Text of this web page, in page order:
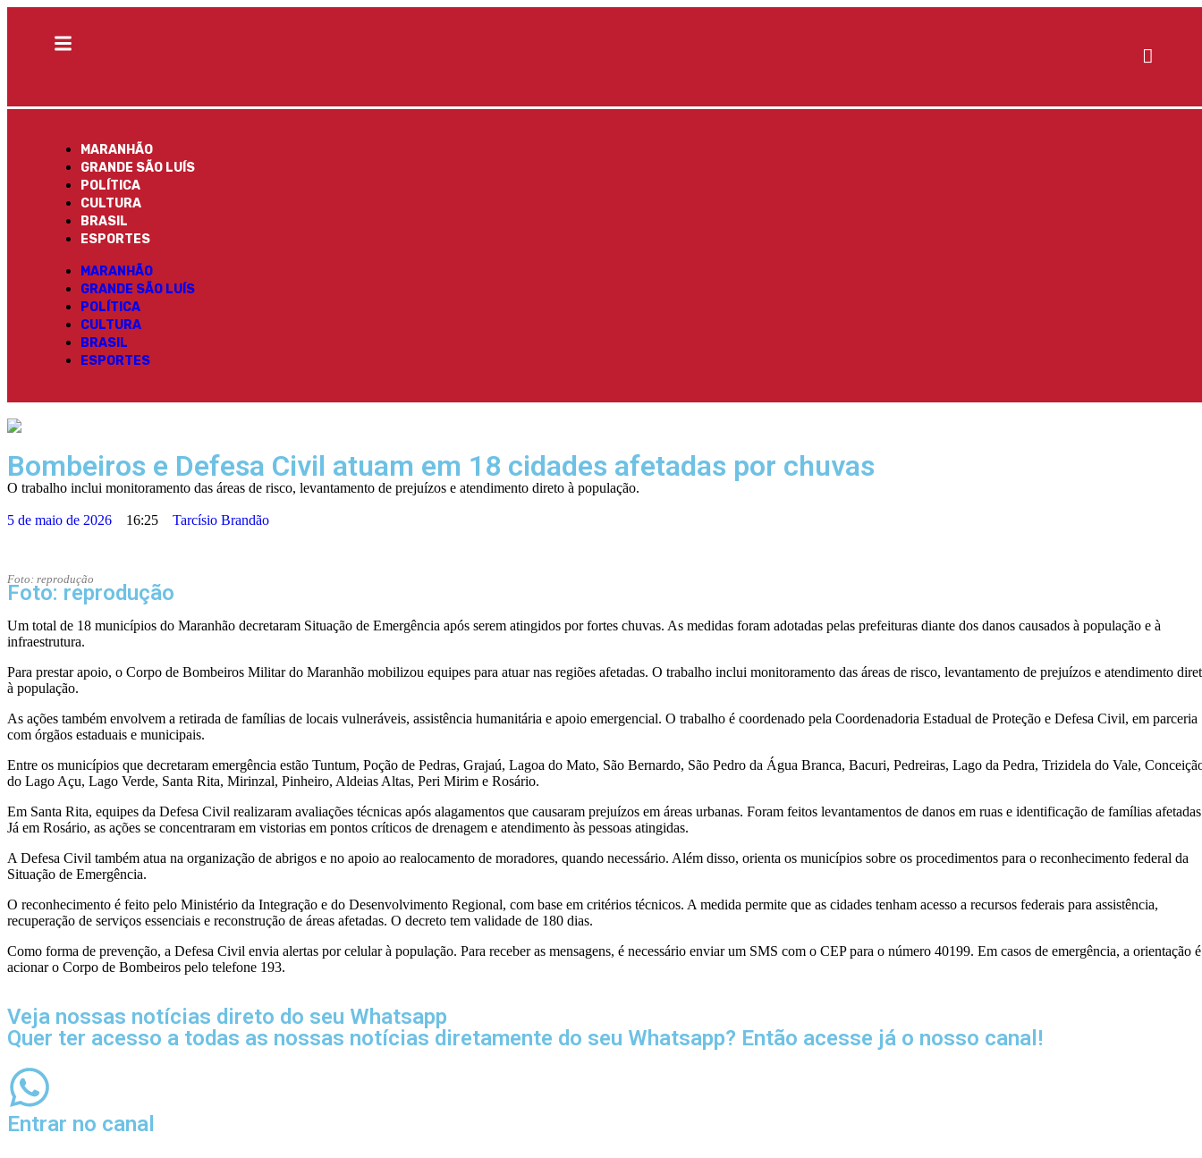
MARANHÃO
GRANDE SÃO LUÍS
POLÍTICA
CULTURA
BRASIL
ESPORTES
MARANHÃO
GRANDE SÃO LUÍS
POLÍTICA
CULTURA
BRASIL
ESPORTES
Bombeiros e Defesa Civil atuam em 18 cidades afetadas por chuvas
O trabalho inclui monitoramento das áreas de risco, levantamento de prejuízos e atendimento direto à população.
5 de maio de 2026 16:25 Tarcísio Brandão
Foto: reprodução
Foto: reprodução
Um total de 18 municípios do Maranhão decretaram Situação de Emergência após serem atingidos por fortes chuvas. As medidas foram adotadas pelas prefeituras diante dos danos causados à população e à
infraestrutura.
Para prestar apoio, o Corpo de Bombeiros Militar do Maranhão mobilizou equipes para atuar nas regiões afetadas. O trabalho inclui monitoramento das áreas de risco, levantamento de prejuízos e atendimento
à população.
As ações também envolvem a retirada de famílias de locais vulneráveis, assistência humanitária e apoio emergencial. O trabalho é coordenado pela Coordenadoria Estadual de Proteção e Defesa Civil, em parceria
com órgãos estaduais e municipais.
Entre os municípios que decretaram emergência estão Tuntum, Poção de Pedras, Grajaú, Lagoa do Mato, São Bernardo, São Pedro da Água Branca, Bacuri, Pedreiras, Lago da Pedra, Trizidela do Vale,
do Lago Açu, Lago Verde, Santa Rita, Mirinzal, Pinheiro, Aldeias Altas, Peri Mirim e Rosário.
Em Santa Rita, equipes da Defesa Civil realizaram avaliações técnicas após alagamentos que causaram prejuízos em áreas urbanas. Foram feitos levantamentos de danos em ruas e identificação de famílias
Já em Rosário, as ações se concentraram em vistorias em pontos críticos de drenagem e atendimento às pessoas atingidas.
A Defesa Civil também atua na organização de abrigos e no apoio ao realocamento de moradores, quando necessário. Além disso, orienta os municípios sobre os procedimentos para o reconhecimento federal da
Situação de Emergência.
O reconhecimento é feito pelo Ministério da Integração e do Desenvolvimento Regional, com base em critérios técnicos. A medida permite que as cidades tenham acesso a recursos federais para assistência,
recuperação de serviços essenciais e reconstrução de áreas afetadas. O decreto tem validade de 180 dias.
Como forma de prevenção, a Defesa Civil envia alertas por celular à população. Para receber as mensagens, é necessário enviar um SMS com o CEP para o número 40199. Em casos de emergência, a orientação é
acionar o Corpo de Bombeiros pelo telefone 193.
Veja nossas notícias direto do seu Whatsapp
Quer ter acesso a todas as nossas notícias diretamente do seu Whatsapp? Então acesse já o nosso canal!
Entrar no canal